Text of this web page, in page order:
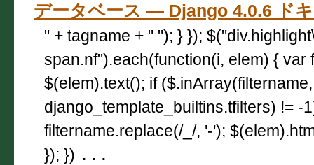
データベース — Django 4.0.6 ド
" + tagname + " "); } });
span.nf").each(function(i, elem) { var
$(elem).text(); if ($.inArray(filtername,
django_template_builtins.tfilters) != -
filtername.replace(/_/, '-');
}); }) ...